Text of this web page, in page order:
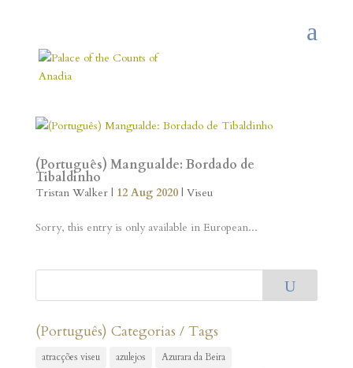
(Português) Mangualde: Bordado de
Tibaldinho
Tristan Walker| 12 Aug 2020| Viseu
Sorry, this entry is only available in European...
U
(Português) Categorias / Tags
atracções viseu azulejos
Azurara da Beira